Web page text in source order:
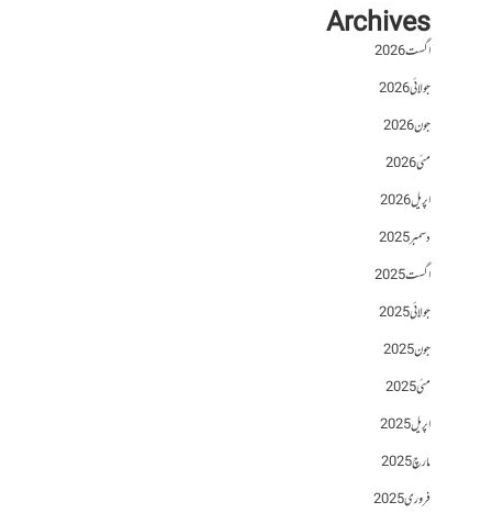
Archives
اگست 2026
جولائی 2026
جون 2026
مئی 2026
اپریل 2026
دسمبر 2025
اگست 2025
جولائی 2025
جون 2025
مئی 2025
اپریل 2025
مارچ 2025
فروری 2025